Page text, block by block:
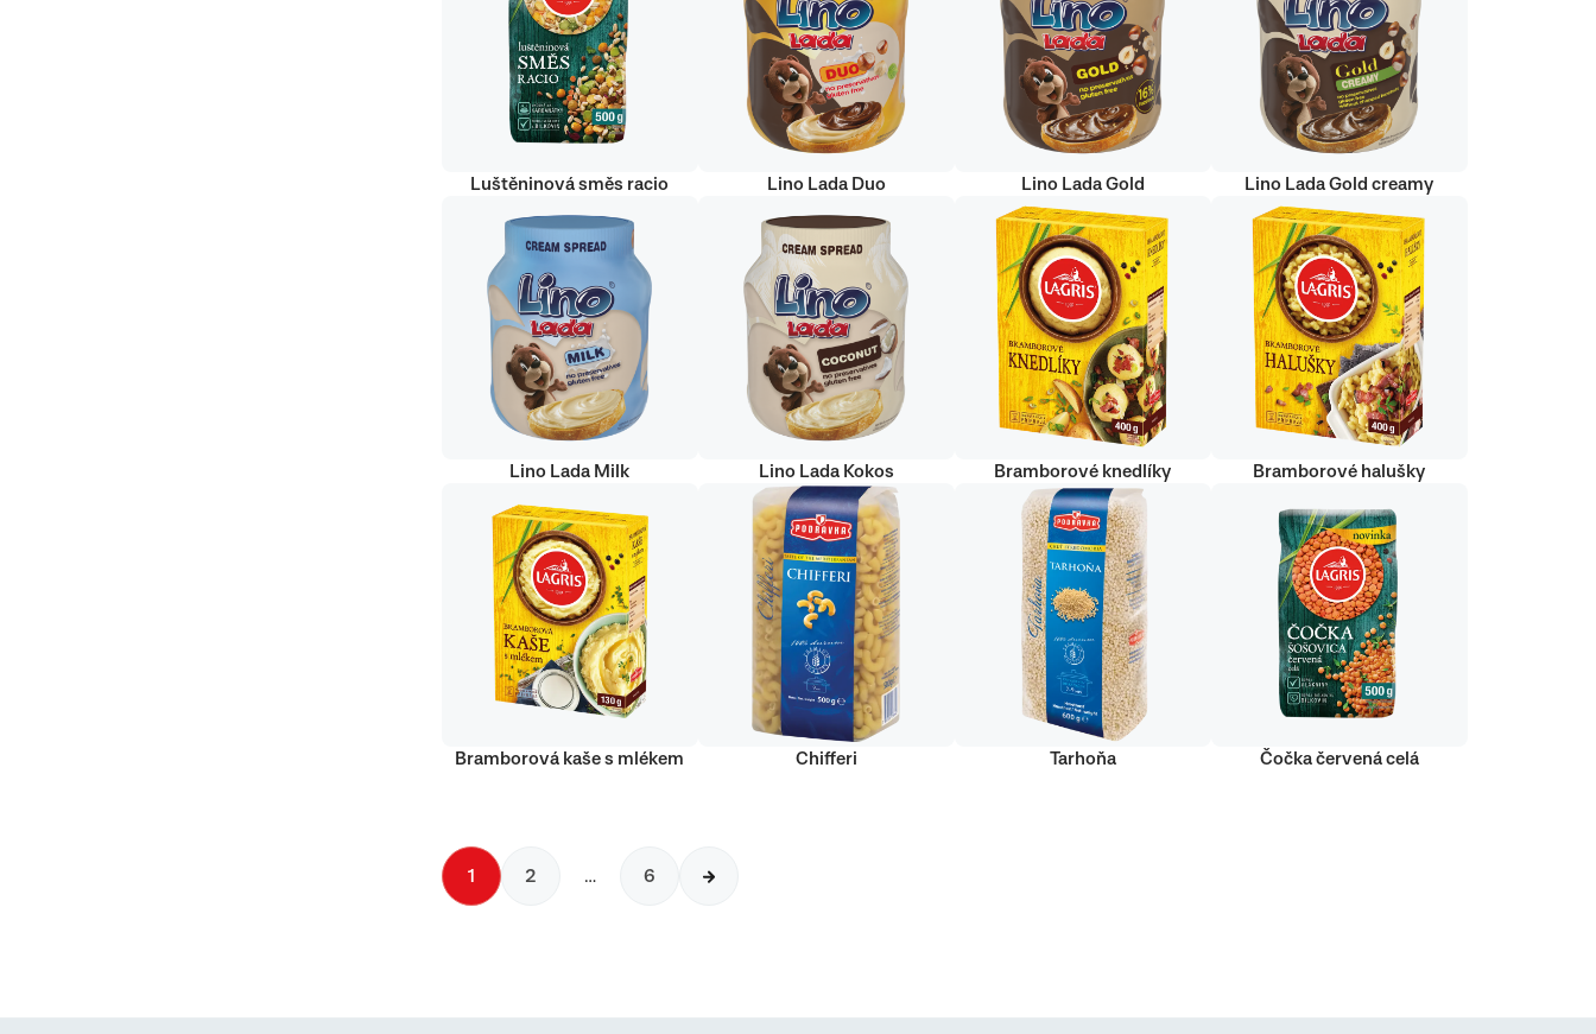
Luštěninová směs racio Lino Lada Duo Lino Lada Gold Lino Lada Gold creamy
Lino Lada Milk Lino Lada Kokos Bramborové knedlíky Bramborové halušky
Bramborová kaše s mlékem Chifferi Tarhoňa Čočka červená celá
1 2 … 6